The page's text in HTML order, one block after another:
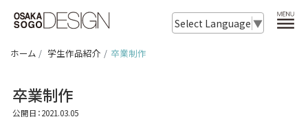
Select Language ▼
ホーム 学生作品紹介 卒業制作
卒業制作
公開日：2021.03.05